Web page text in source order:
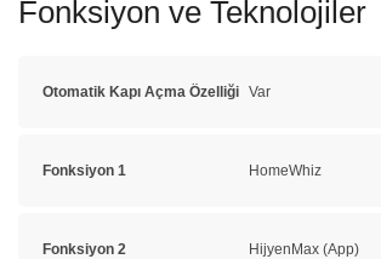
Fonksiyon ve Teknolojiler
Otomatik Kapı Açma Özelliği Var
Fonksiyon 1 HomeWhiz
Fonksiyon 2 HijyenMax (App)